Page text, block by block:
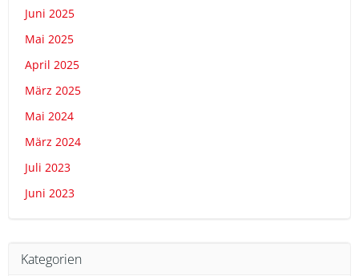
Juni 2025
Mai 2025
April 2025
März 2025
Mai 2024
März 2024
Juli 2023
Juni 2023
Kategorien